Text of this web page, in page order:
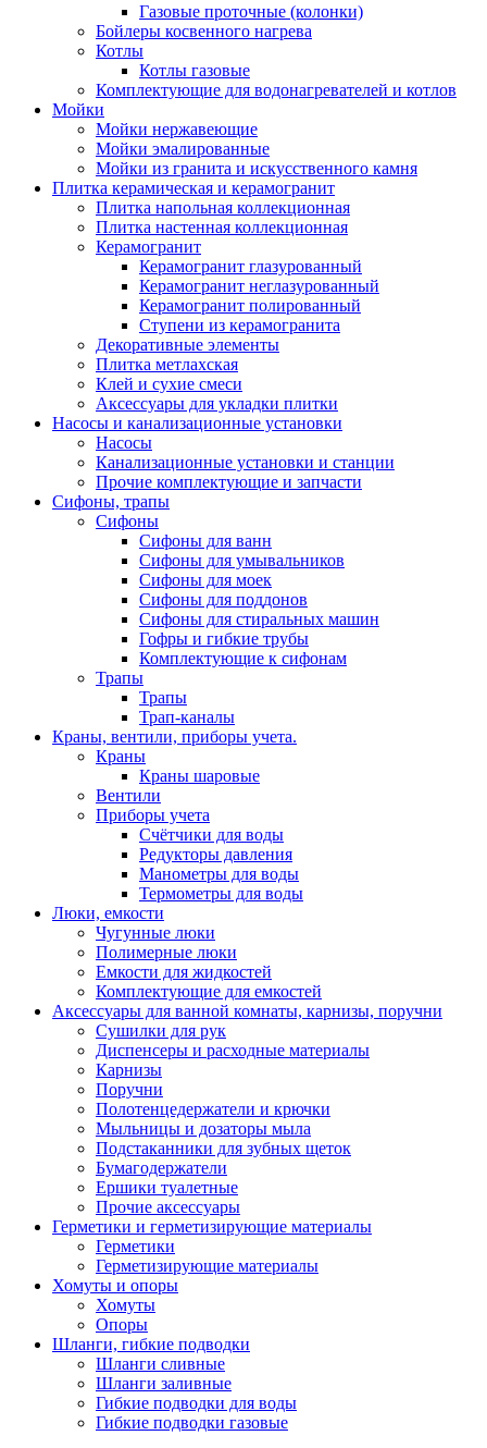
Газовые проточные (колонки)
Бойлеры косвенного нагрева
Котлы
Котлы газовые
Комплектующие для водонагревателей и котлов
Мойки
Мойки нержавеющие
Мойки эмалированные
Мойки из гранита и искусственного камня
Плитка керамическая и керамогранит
Плитка напольная коллекционная
Плитка настенная коллекционная
Керамогранит
Керамогранит глазурованный
Керамогранит неглазурованный
Керамогранит полированный
Ступени из керамогранита
Декоративные элементы
Плитка метлахская
Клей и сухие смеси
Аксессуары для укладки плитки
Насосы и канализационные установки
Насосы
Канализационные установки и станции
Прочие комплектующие и запчасти
Сифоны, трапы
Сифоны
Сифоны для ванн
Сифоны для умывальников
Сифоны для моек
Сифоны для поддонов
Сифоны для стиральных машин
Гофры и гибкие трубы
Комплектующие к сифонам
Трапы
Трапы
Трап-каналы
Краны, вентили, приборы учета.
Краны
Краны шаровые
Вентили
Приборы учета
Счётчики для воды
Редукторы давления
Манометры для воды
Термометры для воды
Люки, емкости
Чугунные люки
Полимерные люки
Емкости для жидкостей
Комплектующие для емкостей
Аксессуары для ванной комнаты, карнизы, поручни
Сушилки для рук
Диспенсеры и расходные материалы
Карнизы
Поручни
Полотенцедержатели и крючки
Мыльницы и дозаторы мыла
Подстаканники для зубных щеток
Бумагодержатели
Ершики туалетные
Прочие аксессуары
Герметики и герметизирующие материалы
Герметики
Герметизирующие материалы
Хомуты и опоры
Хомуты
Опоры
Шланги, гибкие подводки
Шланги сливные
Шланги заливные
Гибкие подводки для воды
Гибкие подводки газовые